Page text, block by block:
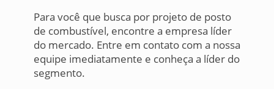
Para você que busca por projeto de posto
de combustível, encontre a empresa líder
do mercado. Entre em contato com a nossa
equipe imediatamente e conheça a líder do
segmento.